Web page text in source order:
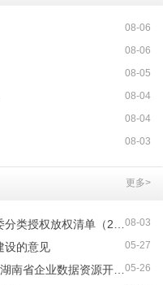
08-06
08-06
08-05
08-04
08-04
08-03
更多>
08-03
湖南省国资委关于印发《湖南省国资委分类授权放权清单（2026...
05-27
设的意见
05-26
湖南省数据局等5部门印发《关于促进湖南省企业数据资源开发利...